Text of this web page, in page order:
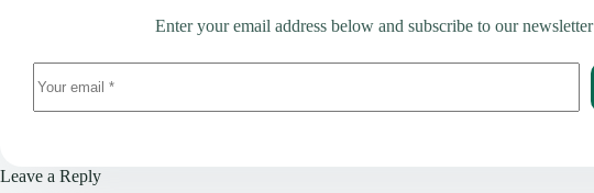
Enter your email address below and subscribe to our newsletter
Leave a Reply